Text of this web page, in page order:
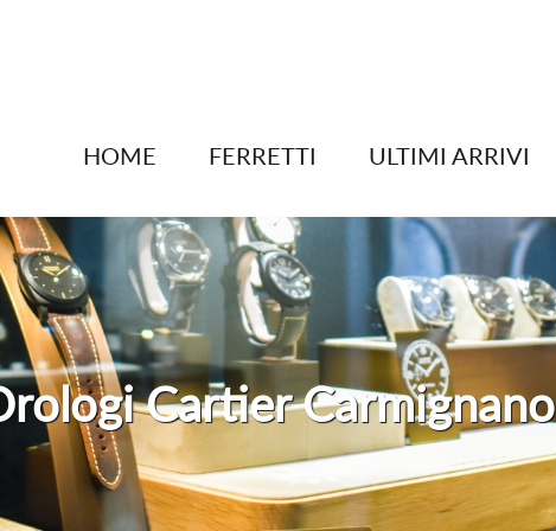
HOME FERRETTI ULTIMI ARRIVI
Cartier Carmignano